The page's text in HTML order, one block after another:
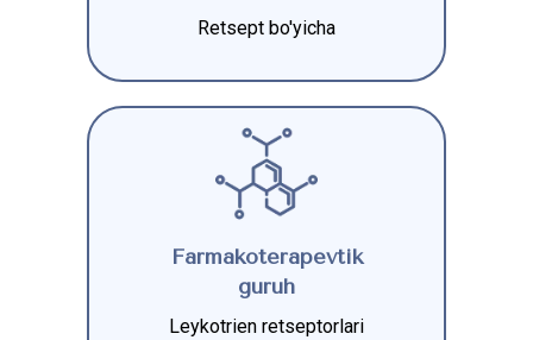
Retsept bo'yicha
Farmakoterapevtik
guruh
Leykotrien retseptorlari